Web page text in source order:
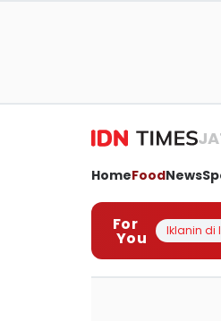
HomeFoodNews
For
You Iklanin di